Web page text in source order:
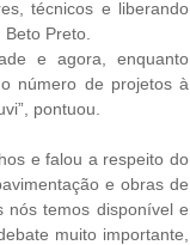
técnicos e liberando
Preto.
e agora, enquanto
número de projetos à
pontuou.
e falou a respeito do
e obras de
nós temos disponível e
muito importante,